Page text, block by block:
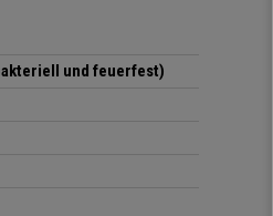
und feuerfest)